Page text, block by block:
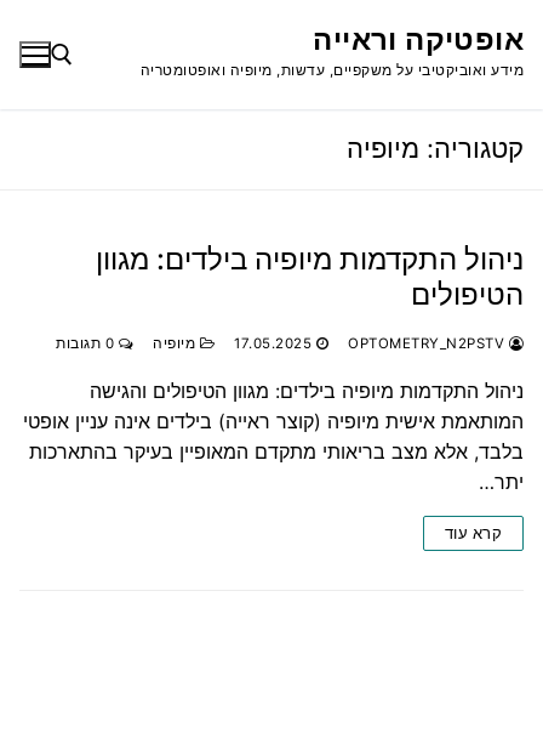
לתוכןאופטיקה וראייה
מידע ואוביקטיבי על משקפיים, עדשות, מיופיה ואופטומטריה
קטגוריה: מיופיה
ניהול התקדמות מיופיה בילדים: מגוון
הטיפולים
17.05.2025 מיופיה
ניהול התקדמות מיופיה בילדים: מגוון הטיפולים והגישה
המותאמת אישית מיופיה (קוצר ראייה) בילדים אינה עניין אופטי
בלבד, אלא מצב בריאותי מתקדם המאופיין בעיקר בהתארכות
יתר…
קרא עוד